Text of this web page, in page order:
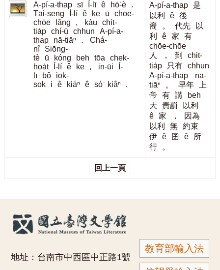
A-pí-a-thap sī Í-lī ê hō͘-è
.
Tāi-seng
Í-lí ê ke ū
chōe-
chōe
lâng , kàu
chit-
tia̍p chí-ū chhun
A-pí-a-
thap
nā-tiāⁿ .
Chá-
nî
Siōng-
tè
ū kóng beh tōa
chek-
hoa̍t
Í-lí ê ke , in-ūi
Í-
lī
bô
iok-
sok
i ê kiáⁿ ê só͘ kiâⁿ .
A-pí-a-thap
是
以利
ê 後
裔
。 代先
以
利
ê 家
有
chōe-chōe
人
， 到
chit-
tia̍p
只有 chhun
A-pí-a-thap
nā-
tiāⁿ
。 早年
上
帝
有 講
beh
大
責罰
以利
ê 家 ，
因為
以利
無 約束
伊 ê 囝 ê
所
行
。
回上一頁
教育部輸入法
地址：台南市中西區中正路1號